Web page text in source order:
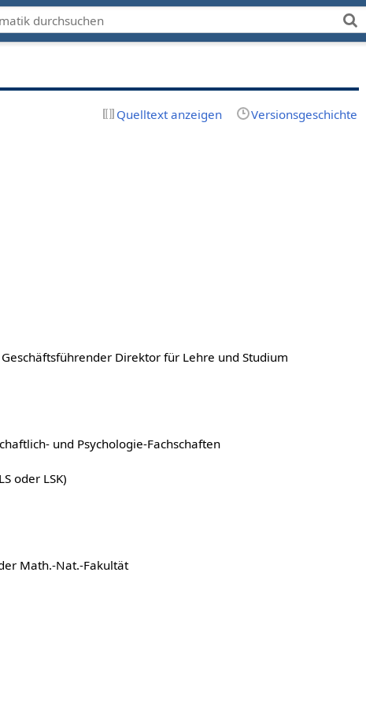
Quelltext anzeigen Versionsgeschichte
Direktor für Lehre und Studium
und Psychologie-Fachschaften
oder LSK)
Math.-Nat.-Fakultät